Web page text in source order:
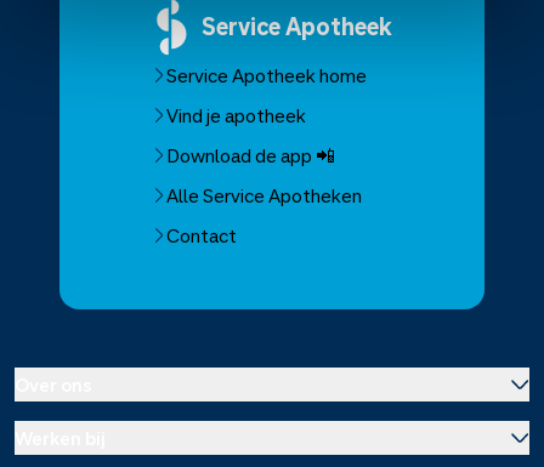
ServiceApotheek
Service Apotheek home
Vind je apotheek
Download de app 📲
Alle Service Apotheken
Contact